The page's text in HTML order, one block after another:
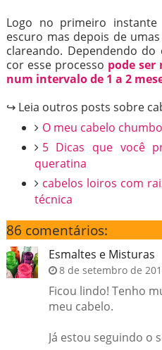
Logo no primeiro
escuro mas depois de
clareando. Dependendo
cor esse processo pode ser
num intervalo de 1 a 2
↪ Leia outros posts sobre
O meu cabelo
5 Dicas que você
queratina
cabelos loiros com
técnica
86 comentários:
Esmaltes e Misturas
8 de setembro de
Ficou lindo! Tenho
meu cabelo.
Já estou seguindo o